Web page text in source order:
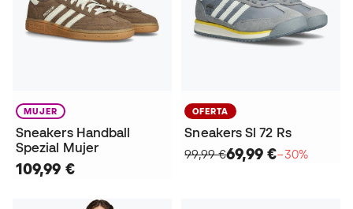
MUJER
Sneakers Handball
Spezial Mujer
109,99 €
OFERTA
Sneakers Sl 72 Rs
99,99 €69,99 €−30%